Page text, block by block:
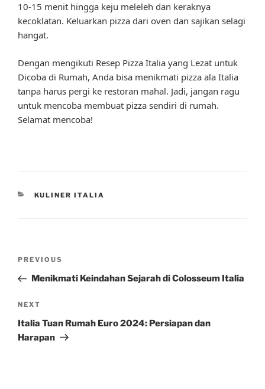
10-15 menit hingga keju meleleh dan keraknya
kecoklatan. Keluarkan pizza dari oven dan sajikan selagi
hangat.
Dengan mengikuti Resep Pizza Italia yang Lezat untuk
Dicoba di Rumah, Anda bisa menikmati pizza ala Italia
tanpa harus pergi ke restoran mahal. Jadi, jangan ragu
untuk mencoba membuat pizza sendiri di rumah.
Selamat mencoba!
CATEGORIES
KULINER ITALIA
Previous
Post
PREVIOUS
Menikmati Keindahan Sejarah di Colosseum Italia
Next
Post
NEXT
Italia Tuan Rumah Euro 2024: Persiapan dan
Harapan